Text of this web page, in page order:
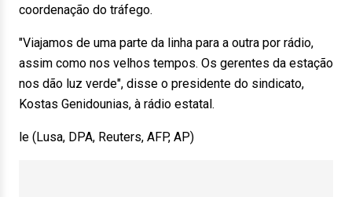
coordenação do tráfego.
"Viajamos de uma parte da linha para a outra por rádio,
assim como nos velhos tempos. Os gerentes da estação
nos dão luz verde", disse o presidente do sindicato,
Kostas Genidounias, à rádio estatal.
le (Lusa, DPA, Reuters, AFP, AP)